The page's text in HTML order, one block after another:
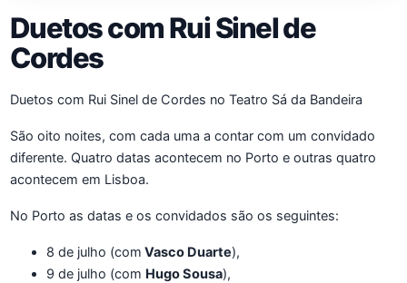
Duetos com Rui Sinel de
Cordes
Duetos com Rui Sinel de Cordes no Teatro Sá da Bandeira
São oito noites, com cada uma a contar com um convidado
diferente. Quatro datas acontecem no Porto e outras quatro
acontecem em Lisboa.
No Porto as datas e os convidados são os seguintes:
8 de julho (com Vasco Duarte),
9 de julho (com Hugo Sousa),